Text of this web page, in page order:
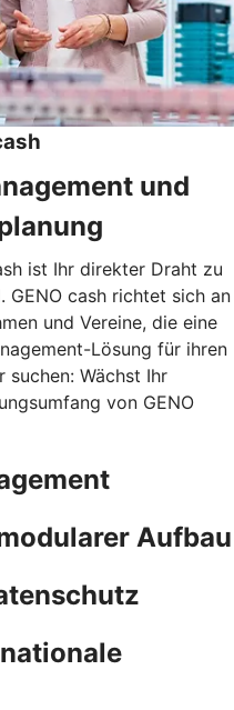
und
ist Ihr direkter Draht zu
GENO cash richtet sich an
und Vereine, die eine
Lösung für ihren
suchen: Wächst Ihr
von GENO
Aufbau